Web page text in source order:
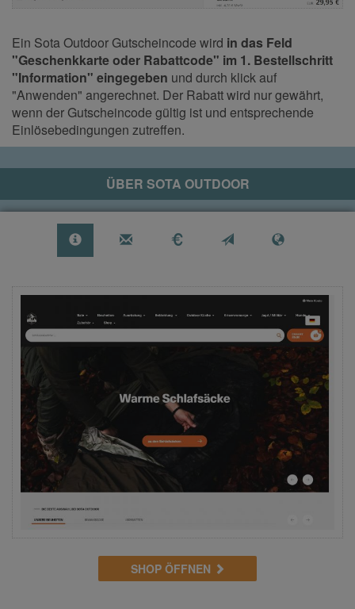
Ein Sota Outdoor Gutscheincode wird in das Feld
"Geschenkkarte oder Rabattcode" im 1. Bestellschritt
"Information" eingegeben und durch klick auf
"Anwenden" angerechnet. Der Rabatt wird nur gewährt,
wenn der Gutscheincode gültig ist und entsprechende
Einlösebedingungen zutreffen.
ÜBER SOTA OUTDOOR
SHOP ÖFFNEN